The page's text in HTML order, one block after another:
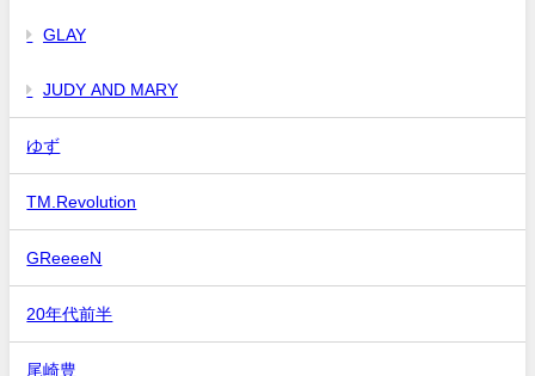
GLAY
JUDY AND MARY
ゆず
TM.Revolution
GReeeeN
20年代前半
尾崎豊